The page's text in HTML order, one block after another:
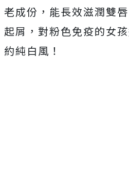
老成份，能長效滋潤雙
起屑，對粉色免疫的女
約純白風！